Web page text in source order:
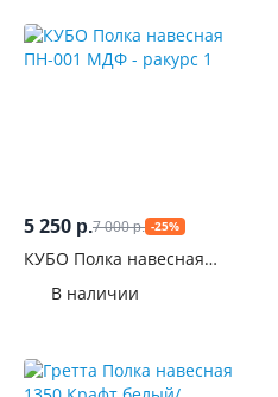
5 250 р.7 000р. -25%
КУБО Полка навесная
В наличии
см
С
дверцами